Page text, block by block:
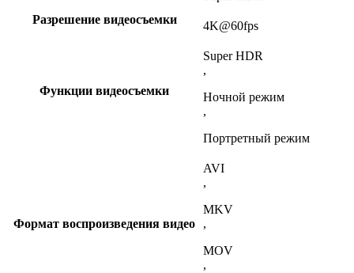
Разрешение видеосъемки
4K@60fps
Функции видеосъемки
Super HDR
,
Ночной режим
,
Портретный режим
Формат воспроизведения видео
AVI
,
MKV
,
MOV
,